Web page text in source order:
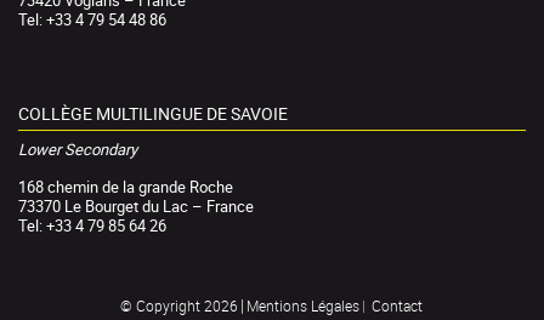
Tel: +33 4 79 54 48 86
COLLÈGE MULTILINGUE DE SAVOIE
Lower Secondary
168 chemin de la grande Roche
73370 Le Bourget du Lac – France
Tel: +33 4 79 85 64 26
© Copyright 2026 Mentions Légales Contact